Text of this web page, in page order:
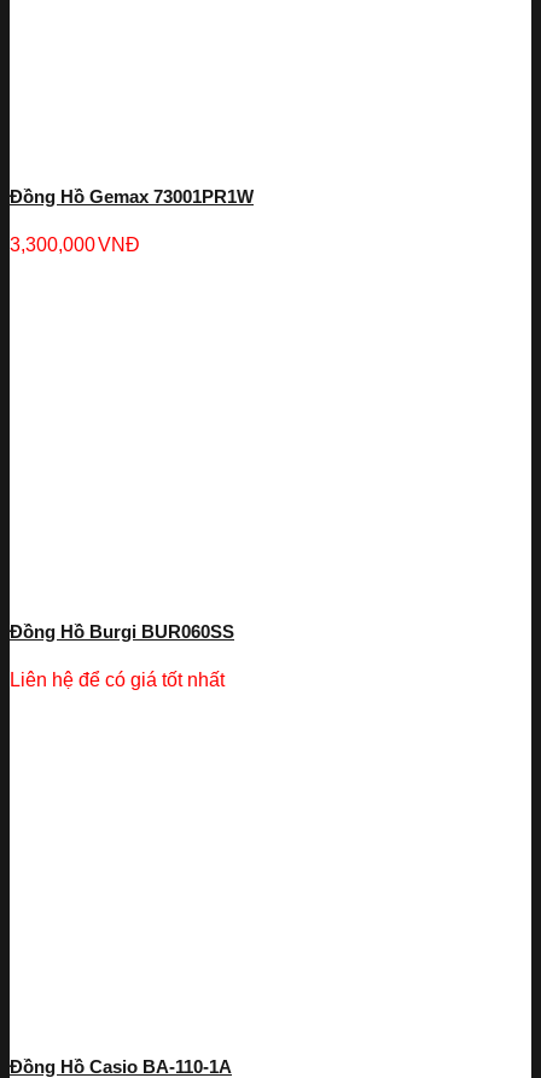
Đồng Hồ Gemax 73001PR1W
3,300,000VNĐ
Đồng Hồ Burgi BUR060SS
Liên hệ để có giá tốt nhất
Đồng Hồ Casio BA-110-1A